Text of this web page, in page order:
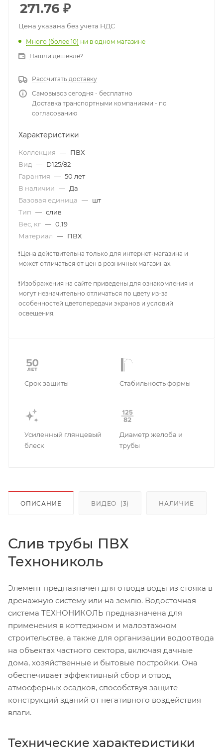
271.76 ₽
Цена указана без учета НДС
Много (более 10) ни в одном магазине
Нашли дешевле?
Рассчитать доставку
Самовывоз сегодня - бесплатно
Доставка транспортными компаниями - по
согласованию
Характеристики
Коллекция — ПВХ
Вид — D125/82
Гарантия — 50 лет
В наличии — Да
Базовая единица — шт
Тип — слив
Вес, кг — 0.19
Материал — ПВХ
❗Цена действительна только для интернет-магазина и
может отличаться от цен в розничных магазинах.
❗Изображения на сайте приведены для ознакомления и
могут незначительно отличаться по цвету из-за
особенностей цветопередачи экранов и условий
освещения.
Срок защиты Стабильность формы
Усиленный глянцевый
блеск
Диаметр желоба и
трубы
ОПИСАНИЕ ВИДЕО (3) НАЛИЧИЕ
Слив трубы ПВХ
Технониколь
Элемент предназначен для отвода воды из стояка в
дренажную систему или на землю. Водосточная
система ТЕХНОНИКОЛЬ предназначена для
применения в коттеджном и малоэтажном
строительстве, а также для организации водоотвода
на объектах частного сектора, включая дачные
дома, хозяйственные и бытовые постройки. Она
обеспечивает эффективный сбор и отвод
атмосферных осадков, способствуя защите
конструкций зданий от негативного воздействия
влаги.
Технические характеристики